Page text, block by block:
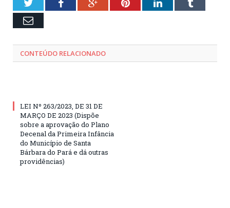
TwitterFacebookGoogle+PinterestLinkedInTumblr
Email
CONTEÚDO RELACIONADO
LEI Nº 263/2023, DE 31 DE
MARÇO DE 2023 (Dispõe
sobre a aprovação do Plano
Decenal da Primeira Infância
do Município de Santa
Bárbara do Pará e dá outras
providências)